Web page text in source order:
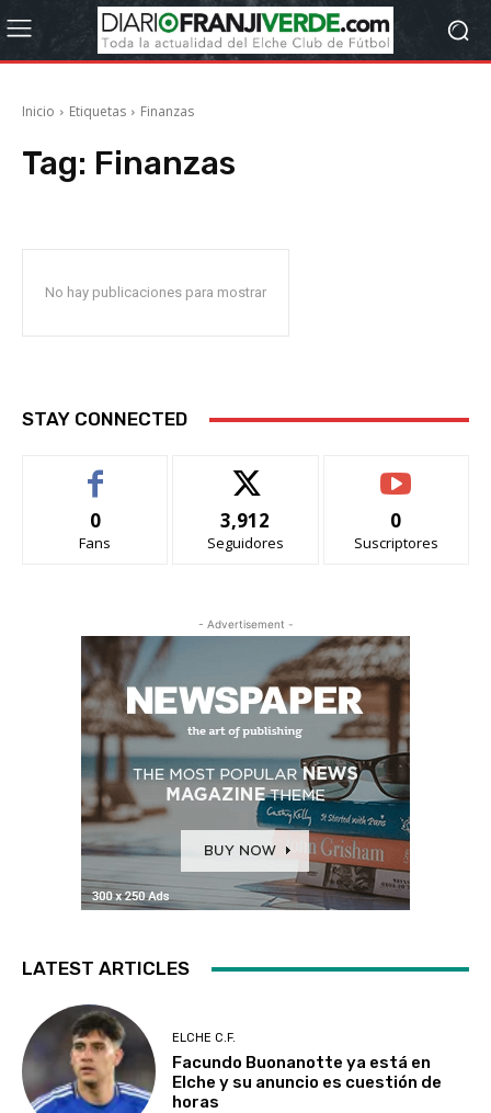
Inicio Etiquetas Finanzas
Tag: Finanzas
No hay publicaciones para mostrar
STAY CONNECTED
0
Fans
3,912
Seguidores
0
Suscriptores
- Advertisement -
LATEST ARTICLES
ELCHE C.F.
Facundo Buonanotte ya está en
Elche y su anuncio es cuestión de
horas